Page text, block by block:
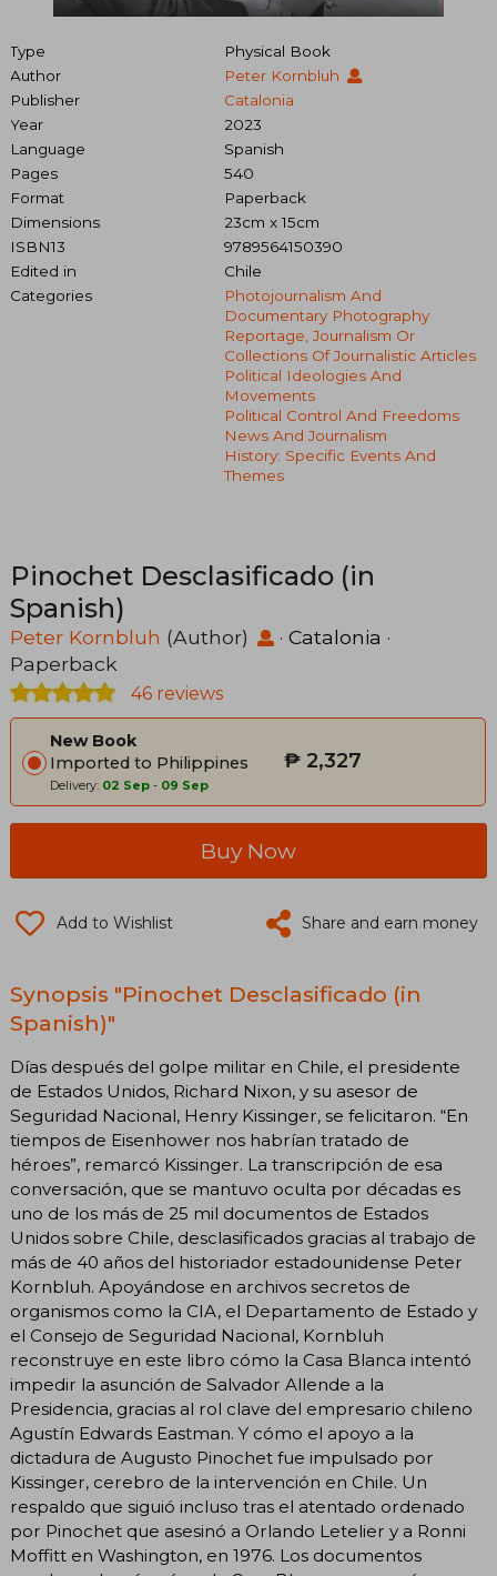
Type
Physical Book
Author
Peter Kornbluh
Publisher
Catalonia
Year
2023
Language
Spanish
Pages
540
Format
Paperback
Dimensions
23cm x 15cm
ISBN13
9789564150390
Edited in
Chile
Categories
Photojournalism And
Documentary Photography
Reportage, Journalism Or
Collections Of Journalistic Articles
Political Ideologies And
Movements
Political Control And Freedoms
News And Journalism
History: Specific Events And
Themes
Pinochet Desclasificado (in
Spanish)
Peter Kornbluh (Author) · Catalonia ·
Paperback
46 reviews
New Book
Imported to Philippines
Delivery: 02 Sep - 09 Sep
₱ 2,327
Buy Now
Add to Wishlist Share and earn money
Synopsis "Pinochet Desclasificado (in
Spanish)"
Días después del golpe militar en Chile, el presidente
de Estados Unidos, Richard Nixon, y su asesor de
Seguridad Nacional, Henry Kissinger, se felicitaron. “En
tiempos de Eisenhower nos habrían tratado de
héroes”, remarcó Kissinger. La transcripción de esa
conversación, que se mantuvo oculta por décadas es
uno de los más de 25 mil documentos de Estados
Unidos sobre Chile, desclasificados gracias al trabajo de
más de 40 años del historiador estadounidense Peter
Kornbluh. Apoyándose en archivos secretos de
organismos como la CIA, el Departamento de Estado y
el Consejo de Seguridad Nacional, Kornbluh
reconstruye en este libro cómo la Casa Blanca intentó
impedir la asunción de Salvador Allende a la
Presidencia, gracias al rol clave del empresario chileno
Agustín Edwards Eastman. Y cómo el apoyo a la
dictadura de Augusto Pinochet fue impulsado por
Kissinger, cerebro de la intervención en Chile. Un
respaldo que siguió incluso tras el atentado ordenado
por Pinochet que asesinó a Orlando Letelier y a Ronni
Moffitt en Washington, en 1976. Los documentos